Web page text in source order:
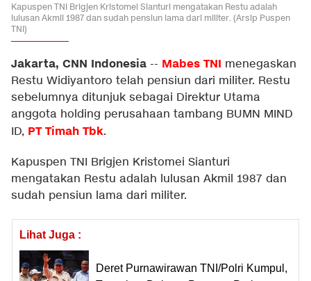
Kapuspen TNI Brigjen Kristomei Sianturi mengatakan Restu adalah
lulusan Akmil 1987 dan sudah pensiun lama dari militer. (Arsip Puspen
TNI)
Jakarta, CNN Indonesia -- Mabes TNI menegaskan
Restu Widiyantoro telah pensiun dari militer. Restu
sebelumnya ditunjuk sebagai Direktur Utama
anggota holding perusahaan tambang BUMN MIND
ID, PT Timah Tbk.
Kapuspen TNI Brigjen Kristomei Sianturi
mengatakan Restu adalah lulusan Akmil 1987 dan
sudah pensiun lama dari militer.
Lihat Juga :
Deret Purnawirawan TNI/Polri Kumpul,